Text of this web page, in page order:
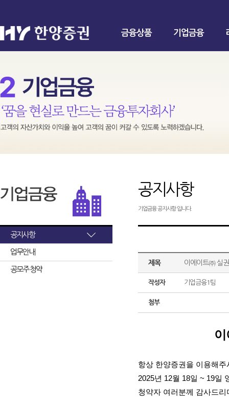
금융상품 기업금융
공지사항
업무안내
공모주 청약
공지사항
기업금융 공지사항 입니다.
제목 이에이트㈜ 실
작성자 기업금융1팀
첨부
항상 한양증권을 이용해
2025년 12월 18일 ~ 19일
청약자 여러분께 감사드